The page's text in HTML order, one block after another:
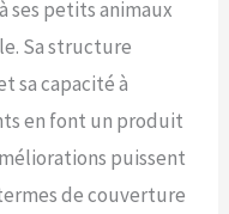
ses petits animaux
Sa structure
sa capacité à
en font un produit
puissent
de couverture